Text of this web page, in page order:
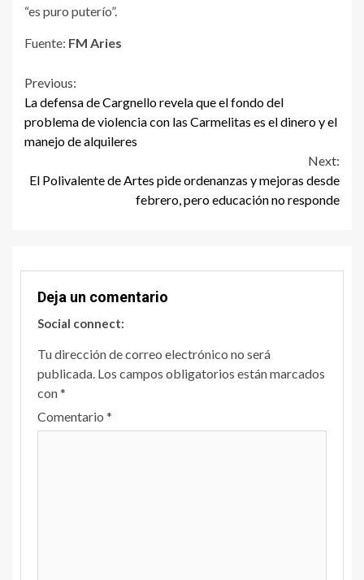
“es puro puterío”.
Fuente: FM Aries
Continue
Reading
Previous:
La defensa de Cargnello revela que el fondo del
problema de violencia con las Carmelitas es el dinero y el
manejo de alquileres
Next:
El Polivalente de Artes pide ordenanzas y mejoras desde
febrero, pero educación no responde
Deja un comentario
Social connect:
Tu dirección de correo electrónico no será
publicada. Los campos obligatorios están marcados
con*
Comentario *